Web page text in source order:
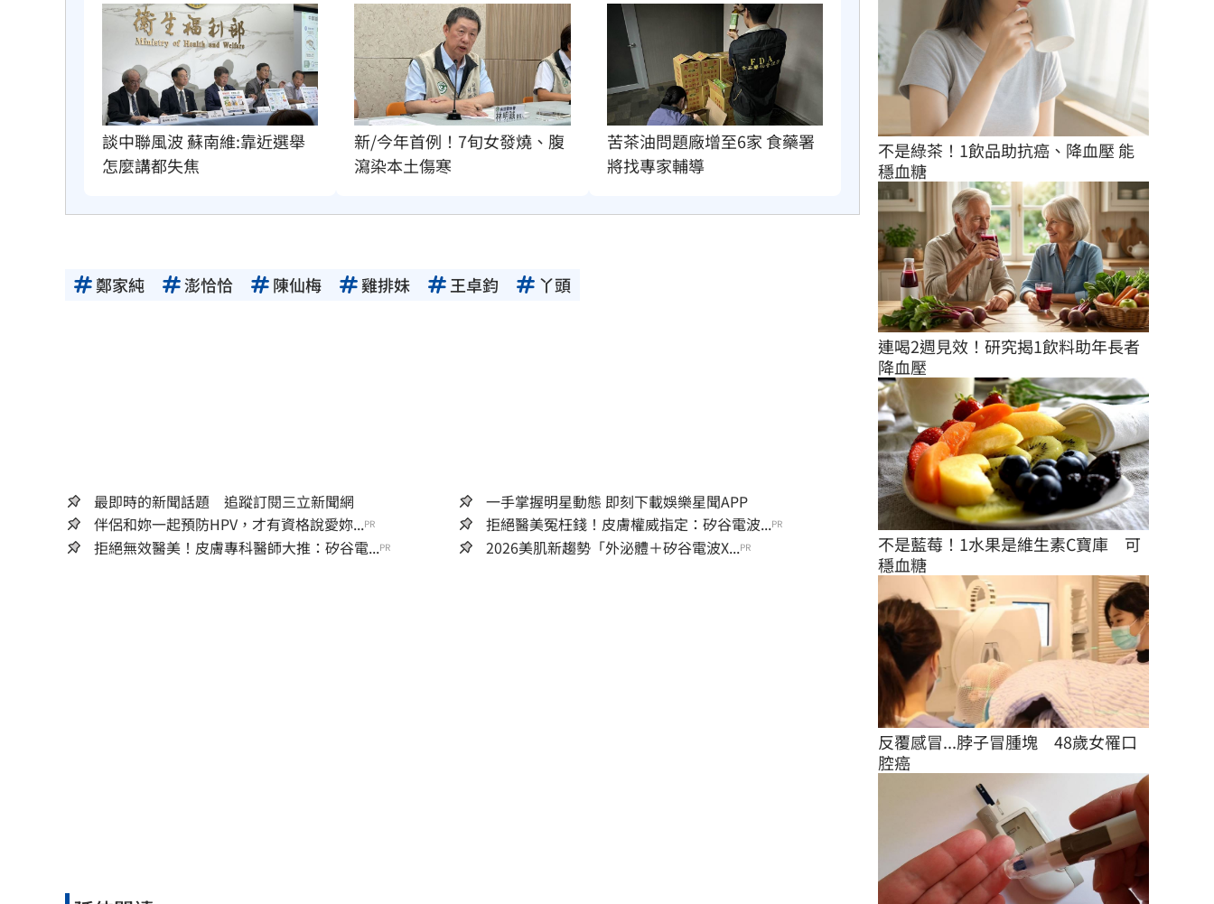
談中聯風波 蘇南維:靠近選舉
怎麼講都失焦
新/今年首例！7旬女發燒、腹
瀉染本土傷寒
苦茶油問題廠增至6家 食藥署
將找專家輔導
鄭家純 澎恰恰 陳仙梅 雞排妹 王卓鈞 丫頭
最即時的新聞話題 追蹤訂閱三立新聞網
一手掌握明星動態 即刻下載娛樂星聞APP
伴侶和妳一起預防HPV，才有資格說愛妳...PR 拒絕醫美冤枉錢！皮膚權威指定：矽谷電波...PR
拒絕無效醫美！皮膚專科醫師大推：矽谷電...PR 2026美肌新趨勢「外泌體＋矽谷電波X...PR
不是綠茶！1飲品助抗癌、降血壓 能
穩血糖
連喝2週見效！研究揭1飲料助年長者
降血壓
不是藍莓！1水果是維生素C寶庫　可
穩血糖
反覆感冒...脖子冒腫塊　48歲女罹口
腔癌